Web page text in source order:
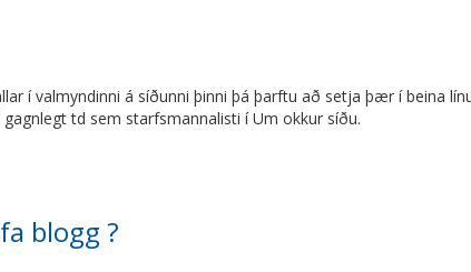
í valmyndinni á síðunni þinni þá þarftu að setja þær í beina
td sem starfsmannalisti í Um okkur síðu.
blogg ?